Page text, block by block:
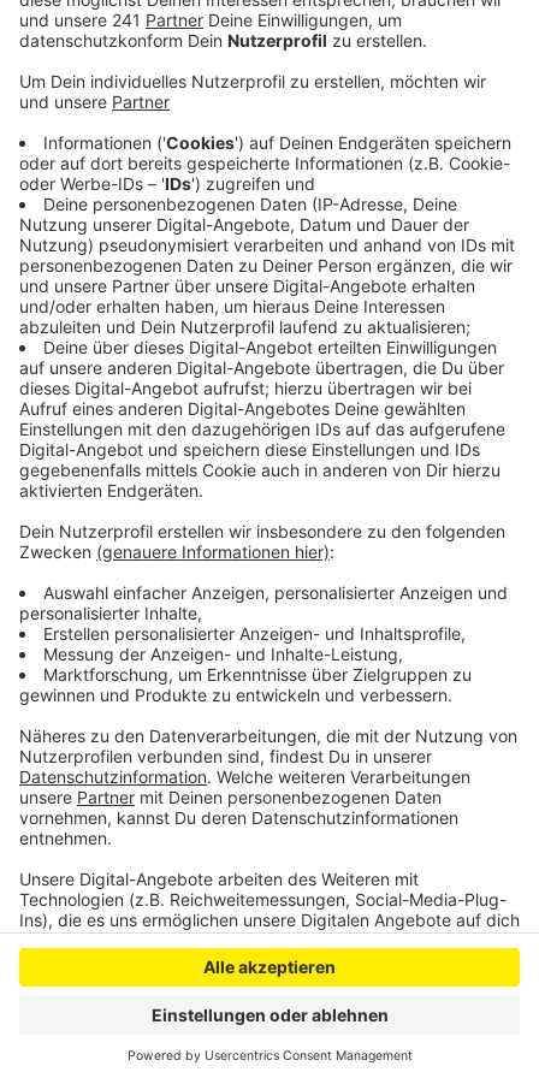
Anzeige
Hitze, lange Dürrephasen und Schädlinge wie der
Borkenkäfer sorgen dabei für ein erhötes
Baumsterben. Davon sind vor allem Fichten und
Kiefern betroffen. Um unsere Wälder gegen den
Klimawandel zu rüsten, fordert der
Waldbesitzerverband jetzt Hilfe von Bund und
Ländern. Auch Helmut Wiesner von der Stadt Bonn
ist klar, das die Forderungen nicht von heute auf
morgen umsetzbar sind, es handelt sich um ein
Generationsprojekt. Außerdem dürfe nicht nur auf
resistente Arten gesetzt werden, sondern auch die
Artenvielfalt und das Futterangebot für heimische
Tierarten müssten bedacht werden. Als
hitzeresistente Bäume sollen vor allem
nichteinheimische Bäume wie zum Beispiel der
Mammutbaum oder die Küstentanne gepflanzt
werden. Im Oktober wird vom Land NRW ein
Waldschadensbericht veröffentlicht. An ihm will sich
orientieren.MF
Anzeige
Anzeige